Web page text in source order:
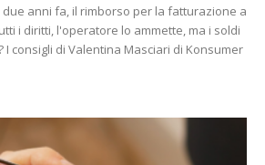
anni fa, il rimborso per la fatturazione a
i diritti, l'operatore lo ammette, ma i soldi
I consigli di Valentina Masciari di Konsumer